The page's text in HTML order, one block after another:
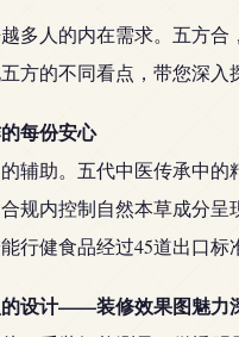
多人的内在需求。五方
方的不同看点，带您深入
每份安心
辅助。五代中医传承中
规内控制自然本草成分
健食品经过45道出口标
的设计——装修效果图魅力